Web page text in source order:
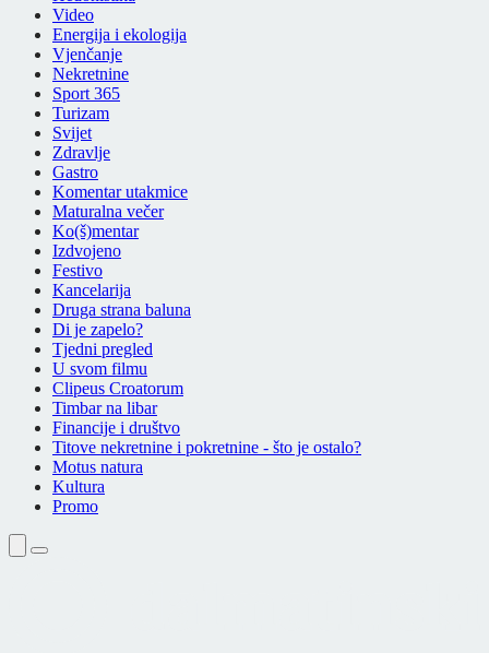
Video
Energija i ekologija
Vjenčanje
Nekretnine
Sport 365
Turizam
Svijet
Zdravlje
Gastro
Komentar utakmice
Maturalna večer
Ko(š)mentar
Izdvojeno
Festivo
Kancelarija
Druga strana baluna
Di je zapelo?
Tjedni pregled
U svom filmu
Clipeus Croatorum
Timbar na libar
Financije i društvo
Titove nekretnine i pokretnine - što je ostalo?
Motus natura
Kultura
Promo